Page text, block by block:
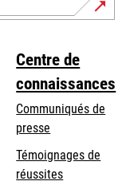
Centre de
connaissances
Communiqués de
presse
Témoignages de
réussites